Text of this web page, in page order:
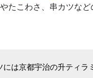
たこわさ、串カツな
には京都宇治の升ティラ